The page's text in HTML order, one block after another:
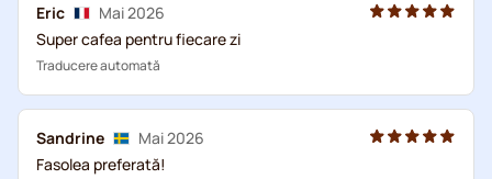
Eric
Mai 2026
Super cafea pentru fiecare zi
Traducere automată
Sandrine
Mai 2026
Fasolea preferată!